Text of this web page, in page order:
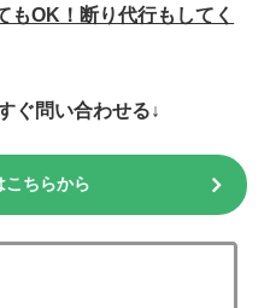
もOK！断り代行もしてく
ぐ問い合わせる↓
こちらから